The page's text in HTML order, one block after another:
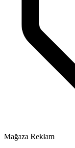
Mağaza Reklam